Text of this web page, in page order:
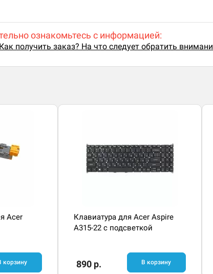
ознакомьтесь с информацией:
получить заказ? На что следует обратить
Acer
корзину
Клавиатура для Acer Aspire
A315-22 с подсветкой
890 р. В корзину